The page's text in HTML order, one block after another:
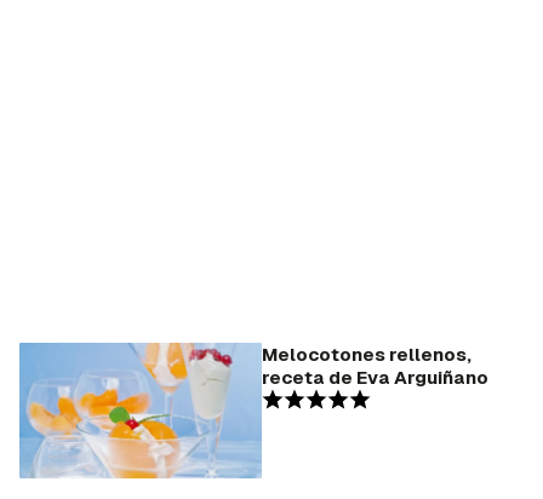
Melocotones rellenos,
receta de Eva Arguiñano